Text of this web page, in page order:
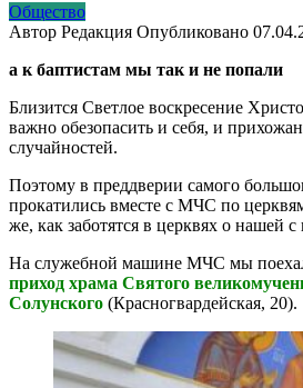
Общество
Автор Редакция Опубликовано
а к баптистам мы так и не попали
Близится Светлое воскресение
важно обезопасить и себя, и
случайностей.
Поэтому в преддверии самого
прокатились вместе с МЧС по
же, как заботятся в церквях о нашей
На служебной машине МЧС мы
приход храма Святого
Солунского (Красногвардейская, 20).